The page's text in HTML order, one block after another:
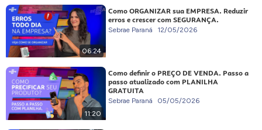
06:24
Como ORGANIZAR sua EMPRESA. Reduzir
erros e crescer com SEGURANÇA.
Sebrae Paraná 12/05/2026
11:20
Como definir o PREÇO DE VENDA. Passo a
passo atualizado com PLANILHA
GRATUITA
Sebrae Paraná 05/05/2026